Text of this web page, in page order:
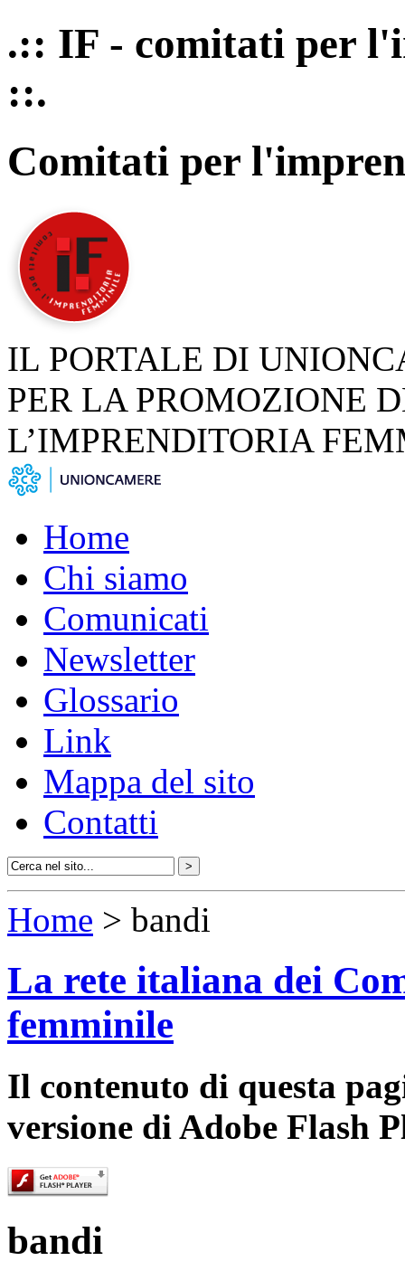
.:: IF - comitati per
::.
Comitati per
IL PORTALE DI
PER LA PROMOZIONE
L’IMPRENDITORIA
Home
Chi siamo
Comunicati
Newsletter
Glossario
Link
Mappa del sito
Contatti
Home > bandi
La rete italiana dei
femminile
Il contenuto di questa
versione di Adobe Flash
bandi